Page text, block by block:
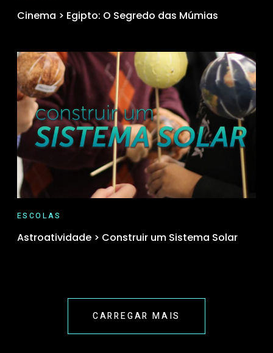
Cinema > Egipto: O Segredo das Múmias
ESCOLAS
Astroatividade > Construir um Sistema Solar
CARREGAR MAIS